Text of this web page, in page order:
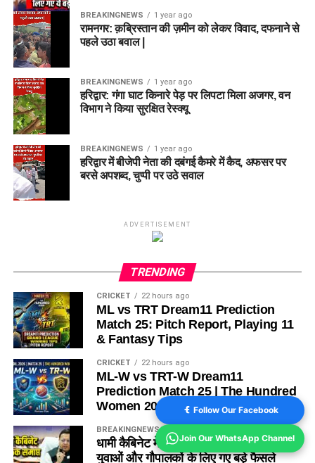
BREAKINGNEWS 1 year ago
रामनगर: क़ब्रिस्तान की ज़मीन को लेकर विवाद, दफनाने से
पहले उठा बवाल |
BREAKINGNEWS 1 year ago
हरिद्वार: गंगा घाट किनारे पेड़ पर लिपटा मिला अजगर, वन
विभाग ने किया सुरक्षित रेस्क्यू
BREAKINGNEWS 1 year ago
हरिद्वार में बीजेपी नेता की दबंगई कैमरे में कैद, अफसर पर
बरसे अपशब्द, चुप्पी पर उठे सवाल
ADVERTISEMENT
TRENDING
CRICKET 22 hours ago
ML vs TRT Dream11 Prediction
Match 25: Pitch Report, Playing 11
& Fantasy Tips
CRICKET 22 hours ago
ML-W vs TRT-W Dream11
Prediction Match 25 | The Hundred
Women 2026
BREAKINGNEWS
धामी कैबिनेट में 15 प्रस्तावों पर मुहर, मजदूरों,
युवाओं और गौपालकों के लिए गए बड़े फैसले
Follow Our Facebook
Join Our WhatsApp Channel